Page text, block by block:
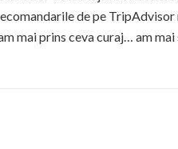
de pe TripAdvisor
mai prins ceva curaj… am